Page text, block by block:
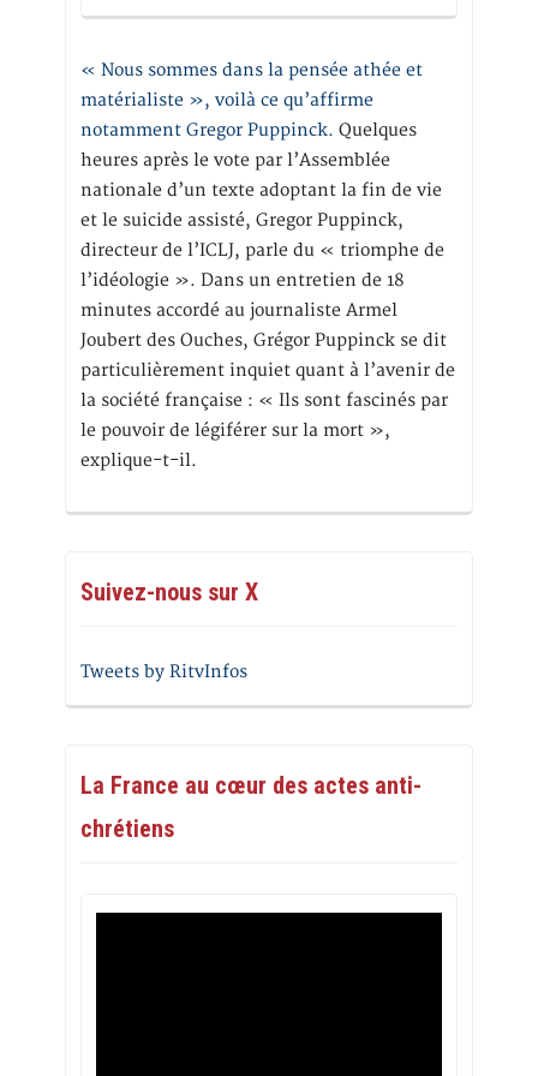
« Nous sommes dans la pensée athée et
matérialiste », voilà ce qu’affirme
notamment Gregor Puppinck. Quelques
heures après le vote par l’Assemblée
nationale d’un texte adoptant la fin de vie
et le suicide assisté, Gregor Puppinck,
directeur de l’ICLJ, parle du « triomphe de
l’idéologie ». Dans un entretien de 18
minutes accordé au journaliste Armel
Joubert des Ouches, Grégor Puppinck se dit
particulièrement inquiet quant à l’avenir de
la société française : « Ils sont fascinés par
le pouvoir de légiférer sur la mort »,
explique-t-il.
Suivez-nous sur X
Tweets by RitvInfos
La France au cœur des actes anti-
chrétiens